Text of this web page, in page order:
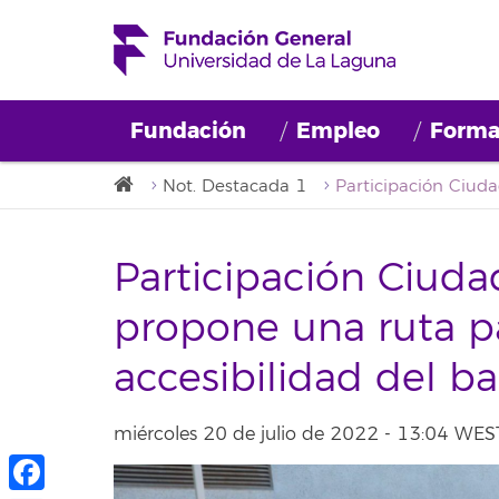
Fundación Empleo
Not. Destacada 1
Participación
propone una ruta
accesibilidad del
miércoles 20 de julio de 2022 - 13:04